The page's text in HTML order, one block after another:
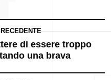
di essere troppo
una brava